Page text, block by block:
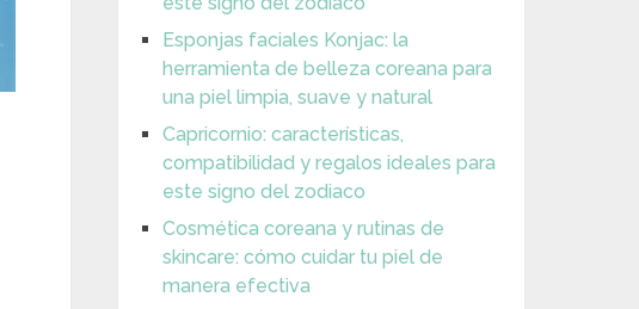
Esponjas faciales Konjac: la
herramienta de belleza coreana para
una piel limpia, suave y natural
Capricornio: características,
compatibilidad y regalos ideales para
este signo del zodiaco
Cosmética coreana y rutinas de
skincare: cómo cuidar tu piel de
manera efectiva